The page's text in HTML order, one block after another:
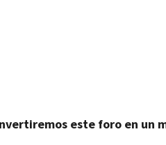
este foro en un